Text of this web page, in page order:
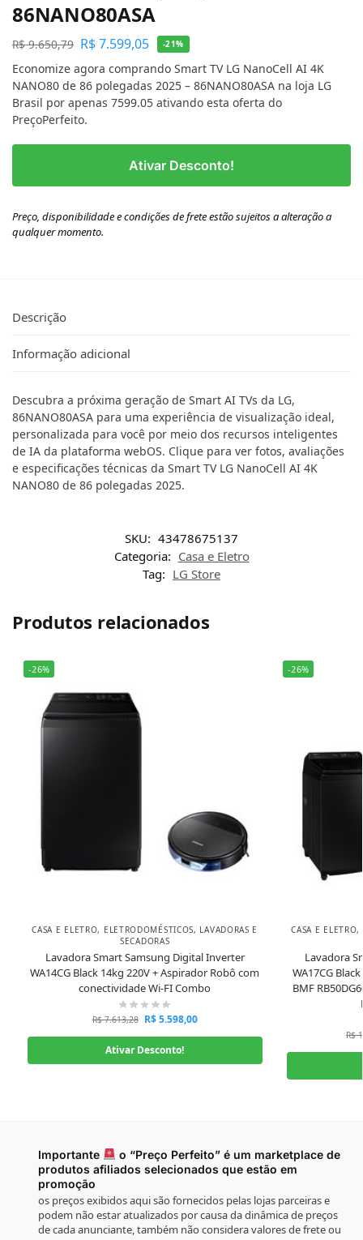
86NANO80ASA
R$9.650,79 R$7.599,05 -21%
Economize agora comprando Smart TV LG NanoCell AI 4K
NANO80 de 86 polegadas 2025 – 86NANO80ASA na loja LG
Brasil por apenas 7599.05 ativando esta oferta do
PreçoPerfeito.
Ativar Desconto!
Preço, disponibilidade e condições de frete estão sujeitos a alteração a
qualquer momento.
Descrição
Informação adicional
Descubra a próxima geração de Smart AI TVs da LG,
86NANO80ASA para uma experiência de visualização ideal,
personalizada para você por meio dos recursos inteligentes
de IA da plataforma webOS. Clique para ver fotos, avaliações
e especificações técnicas da Smart TV LG NanoCell AI 4K
NANO80 de 86 polegadas 2025.
SKU: 43478675137
Categoria: Casa e Eletro
Tag: LG Store
Produtos relacionados
-26%
CASA E ELETRO, ELETRODOMÉSTICOS, LAVADORAS E
SECADORAS
Lavadora Smart Samsung Digital Inverter
WA14CG Black 14kg 220V + Aspirador Robô com
conectividade Wi-FI Combo
R$7.613,28 R$5.598,00
Ativar Desconto!
-26%
CASA E ELETRO,
Lavadora
WA17CG
BMF
R$
Importante
o “Preço Perfeito” é um marketplace de
produtos afiliados selecionados que estão em
promoção
os preços exibidos aqui são fornecidos pelas lojas parceiras e
podem não estar atualizados por causa da dinâmica de preços
de cada anunciante, também não considera valores de frete ou